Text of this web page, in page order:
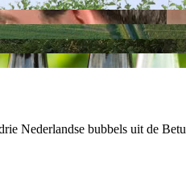
Nederlandse bubbels uit de